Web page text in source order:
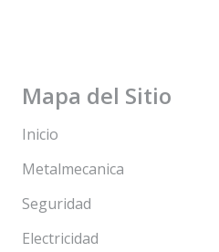
Mapa del Sitio
Inicio
Metalmecanica
Seguridad
Electricidad